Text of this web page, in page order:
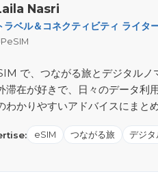
Nasri
ラベル＆コネクティビティ ライ
で、つながる旅とデジタルノ
滞在が好きで、日々のデータ
わかりやすいアドバイスにまと
eSIM つながる旅 デジタ